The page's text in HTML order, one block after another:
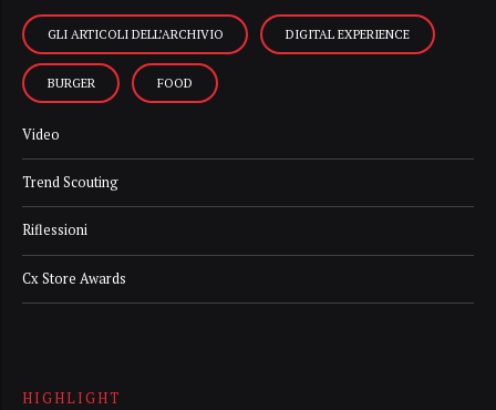
GLI ARTICOLI DELL’ARCHIVIO DIGITAL EXPERIENCE
BURGER FOOD
Video
Trend Scouting
Riflessioni
Cx Store Awards
HIGHLIGHT